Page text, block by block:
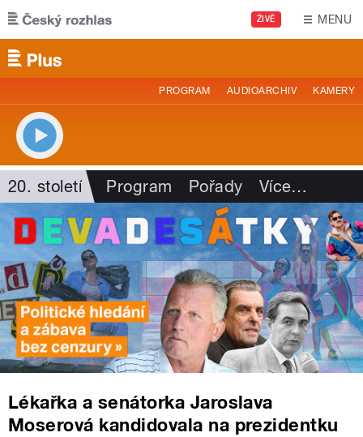
Přejít k hlavnímu obsahu
ŽIVĚ MENU
PROGRAM AUDIOARCHIV KAMERY
20. století Program Pořady Více…
Lékařka a senátorka Jaroslava
Moserová kandidovala na prezidentku